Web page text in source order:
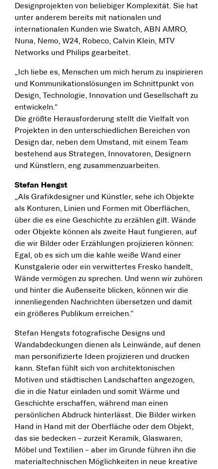
Designprojekten von beliebiger Komplexität. Sie hat
unter anderem bereits mit nationalen und
internationalen Kunden wie Swatch, ABN AMRO,
Nuna, Nemo, W24, Robeco, Calvin Klein, MTV
Networks und Philips gearbeitet.
„Ich liebe es, Menschen um mich herum zu inspirieren
und Kommunikationslösungen im Schnittpunkt von
Design, Technologie, Innovation und Gesellschaft zu
entwickeln.“
Die größte Herausforderung stellt die Vielfalt von
Projekten in den unterschiedlichen Bereichen von
Design dar, neben dem Umstand, mit einem Team
bestehend aus Strategen, Innovatoren, Designern
und Künstlern, eng zusammenzuarbeiten.
Stefan Hengst
„Als Grafikdesigner und Künstler, sehe ich Objekte
als Konturen, Linien und Formen mit Oberflächen,
über die es eine Geschichte zu erzählen gilt. Wände
oder Objekte können als zweite Haut fungieren, auf
die wir Bilder oder Erzählungen projizieren können:
Egal, ob es sich um die kahle weiße Wand einer
Kunstgalerie oder ein verwittertes Fresko handelt,
Wände vermögen zu sprechen. Und wenn wir zuhören
und hinter die Außenseite blicken, können wir die
innenliegenden Nachrichten übersetzen und damit
ein größeres Publikum erreichen.“
Stefan Hengsts fotografische Designs und
Wandabdeckungen dienen als Leinwände, auf denen
man personifizierte Ideen projizieren und drucken
kann. Stefan fühlt sich von architektonischen
Motiven und städtischen Landschaften angezogen,
die in die Natur einladen und somit Wärme und
Geschichte erschaffen, während man einen
persönlichen Abdruck hinterlässt. Die Bilder wirken
Hand in Hand mit der Oberfläche oder dem Objekt,
das sie bedecken – zurzeit Keramik, Glaswaren,
Möbel und Textilien – aber im Grunde führen ihn die
materialtechnischen Möglichkeiten in neue kreative